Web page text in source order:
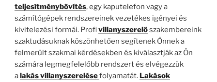
teljesítménybővítés, egy kaputelefon vagy a
számítógépek rendszereinek vezetékes igényei és
kivitelezési formái. Profivillanyszerelőszakembereink
szaktudásuknak köszönhetően segítenek Önnek a
felmerült szakmai kérdésekben és kiválasztják az Ön
számára legmegfelelőbb rendszert és elvégezzük
alakás villanyszerelésefolyamatát. Lakások